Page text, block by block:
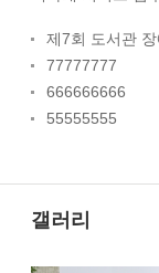
제7회 도서관
77777777
666666666
55555555
갤러리